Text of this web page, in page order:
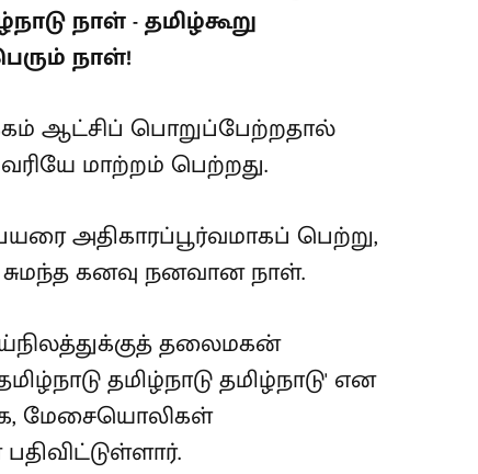
நாள் - தமிழ்கூறு
நாள்!
ஆட்சிப் பொறுப்பேற்றதால்
மாற்றம் பெற்றது.
அதிகாரப்பூர்வமாகப் பெற்று,
கனவு நனவான நாள்.
தலைமகன்
தமிழ்நாடு தமிழ்நாடு' என
மேசையொலிகள்